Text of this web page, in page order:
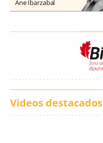
Ane Ibarzabal
Videos destacados